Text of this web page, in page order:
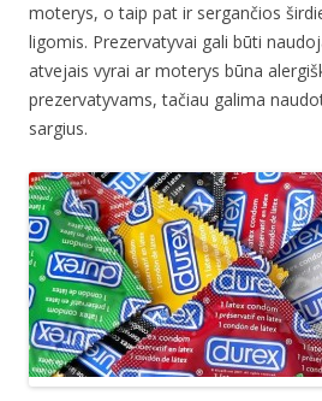
moterys, o taip pat ir sergančios
ligomis. Prezervatyvai gali būti
atvejais vyrai ar moterys būna
prezervatyvams, tačiau galima
sargius.